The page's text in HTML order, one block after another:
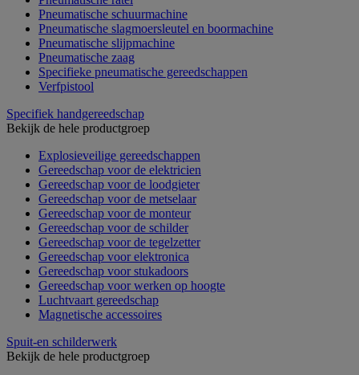
Pneumatische schuurmachine
Pneumatische slagmoersleutel en boormachine
Pneumatische slijpmachine
Pneumatische zaag
Specifieke pneumatische gereedschappen
Verfpistool
Specifiek handgereedschap
Bekijk de hele productgroep
Explosieveilige gereedschappen
Gereedschap voor de elektricien
Gereedschap voor de loodgieter
Gereedschap voor de metselaar
Gereedschap voor de monteur
Gereedschap voor de schilder
Gereedschap voor de tegelzetter
Gereedschap voor elektronica
Gereedschap voor stukadoors
Gereedschap voor werken op hoogte
Luchtvaart gereedschap
Magnetische accessoires
Spuit-en schilderwerk
Bekijk de hele productgroep